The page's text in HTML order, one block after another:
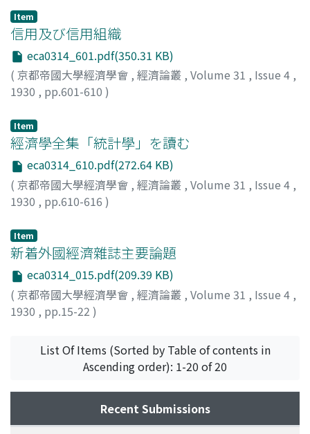
Item
信用及び信用組織
eca0314_601.pdf(350.31 KB)
( 京都帝國大學經濟學會 , 經濟論叢 , Volume 31 , Issue 4 ,
1930 , pp.601-610 )
Item
經濟學全集「統計學」を讀む
eca0314_610.pdf(272.64 KB)
( 京都帝國大學經濟學會 , 經濟論叢 , Volume 31 , Issue 4 ,
1930 , pp.610-616 )
Item
新着外國經濟雜誌主要論題
eca0314_015.pdf(209.39 KB)
( 京都帝國大學經濟學會 , 經濟論叢 , Volume 31 , Issue 4 ,
1930 , pp.15-22 )
List Of Items (Sorted by Table of contents in
Ascending order): 1-20 of 20
Recent Submissions